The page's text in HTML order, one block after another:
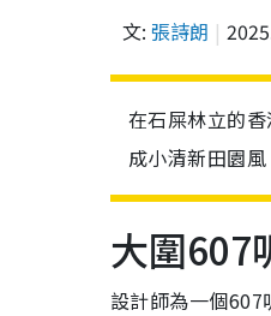
文: 張詩朗
在石屎林立的
成小清新田園
大圍607
設計師為一個